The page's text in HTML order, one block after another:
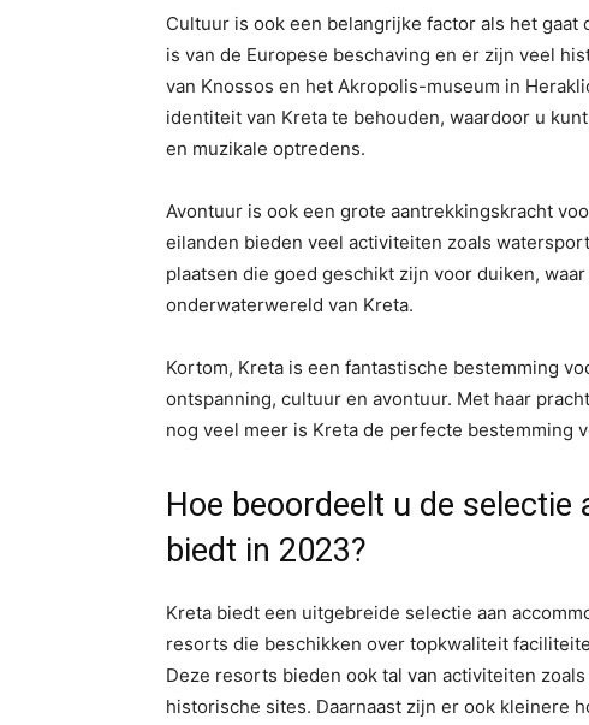
Cultuur is ook een belangrijke factor als het
is van de Europese beschaving en er zijn veel
van Knossos en het Akropolis-museum in
identiteit van Kreta te behouden, waardoor u
en muzikale optredens.
Avontuur is ook een grote aantrekkingskracht
eilanden bieden veel activiteiten zoals
plaatsen die goed geschikt zijn voor duiken,
onderwaterwereld van Kreta.
Kortom, Kreta is een fantastische bestemming
ontspanning, cultuur en avontuur. Met haar
nog veel meer is Kreta de perfecte bestemming
Hoe beoordeelt u de
biedt in 2023?
Kreta biedt een uitgebreide selectie aan
resorts die beschikken over topkwaliteit
Deze resorts bieden ook tal van activiteiten
historische sites. Daarnaast zijn er ook kleinere